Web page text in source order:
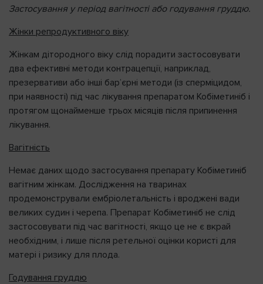
Застосування у період вагітності або годування груддю.
Жінки репродуктивного віку
Жінкам дітородного віку слід порадити застосовувати
два ефективні методи контрацепції, наприклад,
презервативи або інші бар’єрні методи (із сперміцидом,
при наявності) під час лікування препаратом Кобіметиніб і
протягом щонайменше трьох місяців після припинення
лікування.
Вагітність
Немає даних щодо застосування препарату Кобіметиніб
вагітним жінкам. Дослідження на тваринах
продемонстрували ембріолетальність і вроджені вади
великих судин і черепа. Препарат Кобіметиніб не слід
застосовувати під час вагітності, якщо це не є вкрай
необхідним, і лише після ретельної оцінки користі для
матері і ризику для плода.
Годування груддю